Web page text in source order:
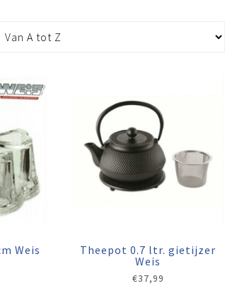
Weis
Theepot 0.7 ltr. gietijzer
Weis
€37,99